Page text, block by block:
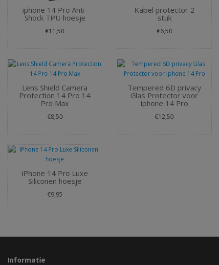
iphone 14 Pro Anti-
Shock TPU hoesje
€11,50
Kabel protector 2
stuk
€6,50
Lens Shield Camera
Protection 14 Pro 14
Pro Max
€8,50
Tempered 6D privacy
Glas Protector voor
iphone 14 Pro
€12,50
iPhone 14 Pro Luxe
Siliconen hoesje
€9,95
Informatie